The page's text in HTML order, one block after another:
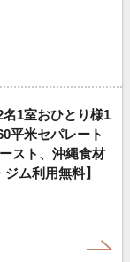
名1室おひとり様1
平米セパレート
スト、沖縄食材
ム利用無料】